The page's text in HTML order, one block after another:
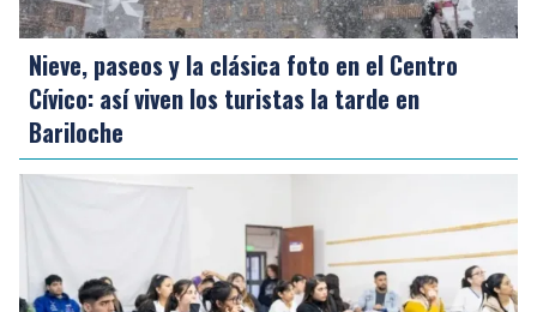
Nieve, paseos y la clásica foto en el Centro
Cívico: así viven los turistas la tarde en
Bariloche